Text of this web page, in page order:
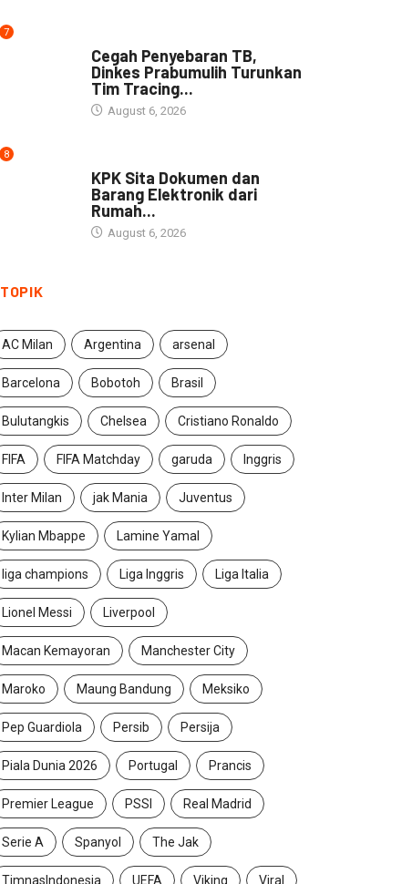
7
Cegah Penyebaran TB,
Dinkes Prabumulih Turunkan
Tim Tracing...
August 6, 2026
8
KPK Sita Dokumen dan
Barang Elektronik dari
Rumah...
August 6, 2026
TOPIK
AC Milan Argentina arsenal
Barcelona Bobotoh Brasil
Bulutangkis Chelsea Cristiano Ronaldo
FIFA FIFA Matchday garuda Inggris
Inter Milan jak Mania Juventus
Kylian Mbappe Lamine Yamal
liga champions Liga Inggris Liga Italia
Lionel Messi Liverpool
Macan Kemayoran Manchester City
Maroko Maung Bandung Meksiko
Pep Guardiola Persib Persija
Piala Dunia 2026 Portugal Prancis
Premier League PSSI Real Madrid
Serie A Spanyol The Jak
TimnasIndonesia UEFA Viking Viral